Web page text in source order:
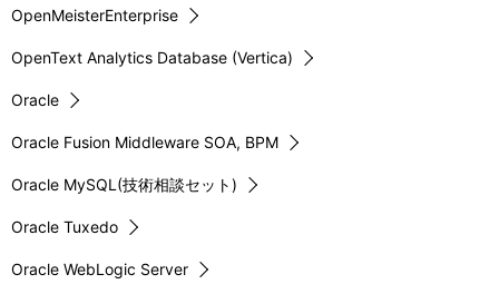
OpenMeisterEnterprise
OpenText Analytics Database (Vertica)
Oracle
Oracle Fusion Middleware SOA, BPM
Oracle MySQL(技術相談セット)
Oracle Tuxedo
Oracle WebLogic Server